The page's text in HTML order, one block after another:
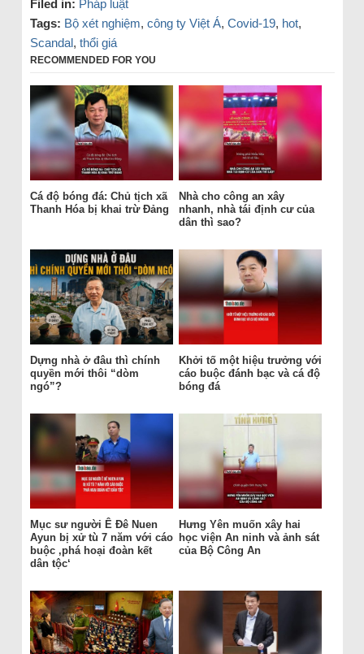
Filed in: Pháp luật
Tags: Bộ xét nghiệm, công ty Việt Á, Covid-19, hot,
Scandal, thổi giá
RECOMMENDED FOR YOU
Cá độ bóng đá: Chủ tịch xã
Thanh Hóa bị khai trừ Đảng
Nhà cho công an xây
nhanh, nhà tái định cư của
dân thì sao?
Dựng nhà ở đâu thì chính
quyền mới thôi “dòm
ngó”?
Khởi tố một hiệu trưởng với
cáo buộc đánh bạc và cá độ
bóng đá
Mục sư người Ê Đê Nuen
Ayun bị xử tù 7 năm với cáo
buộc ‚phá hoại đoàn kết
dân tộc‘
Hưng Yên muốn xây hai
học viện An ninh và ảnh sát
của Bộ Công An